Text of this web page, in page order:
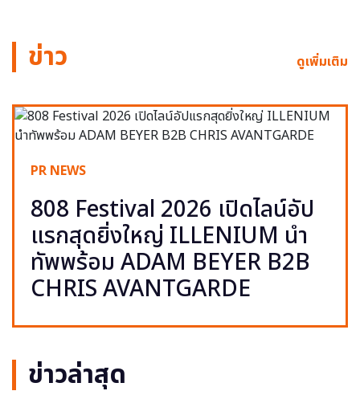
ข่าว ดูเพิ่มเติม
PR NEWS
808 Festival 2026 เปิดไลน์อัป
แรกสุดยิ่งใหญ่ ILLENIUM นำ
ทัพพร้อม ADAM BEYER B2B
CHRIS AVANTGARDE
ข่าวล่าสุด